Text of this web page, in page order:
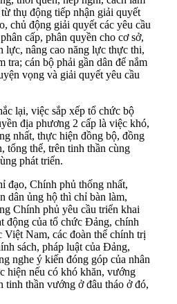
thụ động tiếp nhận giải quyết
chủ động giải quyết các yêu cầu
cấp, phân quyền cho cơ sở,
lực, nâng cao năng lực thực thi,
tra; cán bộ phải gần dân để nắm
vọng và giải quyết yêu cầu
lại, việc sắp xếp tổ chức bộ
địa phương 2 cấp là việc khó,
nhất, thực hiện đồng bộ, đồng
tổng thể, trên tinh thần cùng
phát triển.
đạo, Chính phủ thống nhất,
dân ủng hộ thì chỉ bàn làm,
Chính phủ yêu cầu triển khai
động của tổ chức Đảng, chính
Nam, các đoàn thể chính trị
sách, pháp luật của Đảng,
nghe ý kiến đóng góp của nhân
hiện nếu có khó khăn, vướng
tinh thần vướng ở đâu tháo ở đó,